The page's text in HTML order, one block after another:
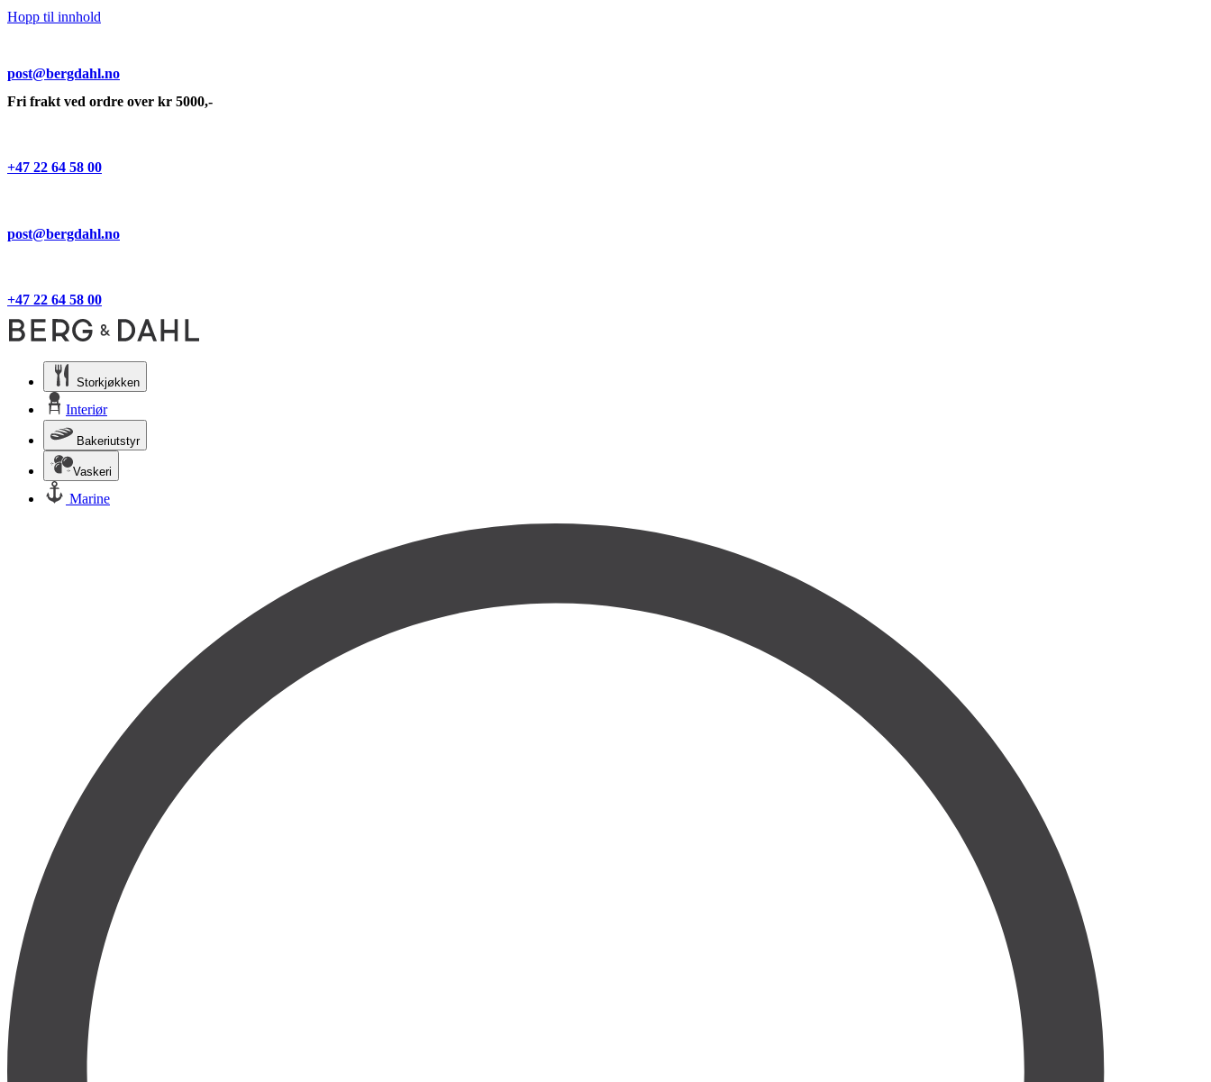
Hopp til innhold
post@bergdahl.no
Fri frakt ved ordre over kr 5000,-
+47 22 64 58 00
post@bergdahl.no
+47 22 64 58 00
Storkjøkken
Interiør
Bakeriutstyr
Vaskeri
Marine